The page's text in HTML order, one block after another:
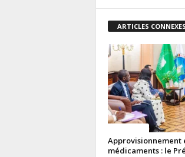
ARTICLES CONNEXES
Approvisionnement
médicaments : le